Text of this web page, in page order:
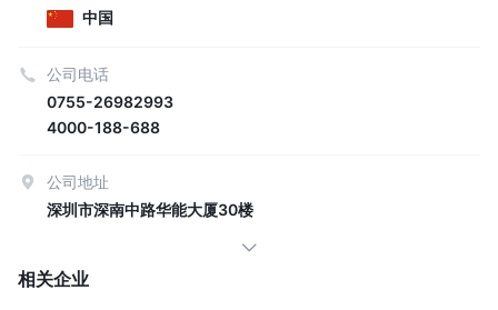
中国
公司电话
0755-26982993
4000-188-688
公司地址
深圳市深南中路华能大厦30楼
相关企业